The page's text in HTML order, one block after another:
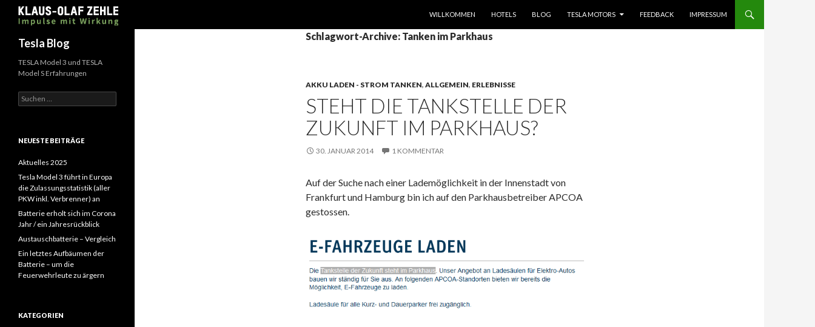
Suchen
WILLKOMMEN
HOTELS BLOG TESLA MOTORS FEEDBACK IMPRESSUM
Schlagwort-Archive: Tanken im Parkhaus
AKKU LADEN - STROM TANKEN, ALLGEMEIN, ERLEBNISSE
STEHT DIE TANKSTELLE DER
ZUKUNFT IM PARKHAUS?
30. JANUAR 2014 1 KOMMENTAR
Auf der Suche nach einer Lademöglichkeit in der Innenstadt von
Frankfurt und Hamburg bin ich auf den Parkhausbetreiber APCOA
gestossen.
Tesla Blog
TESLA Model 3 und TESLA
Model S Erfahrungen
Suchen
nach:
NEUESTE BEITRÄGE
Aktuelles 2025
Tesla Model 3 führt in Europa
die Zulassungsstatistik (aller
PKW inkl. Verbrenner) an
Batterie erholt sich im Corona
Jahr / ein Jahresrückblick
Austauschbatterie – Vergleich
Ein letztes Aufbäumen der
Batterie – um die
Feuerwehrleute zu ärgern
KATEGORIEN